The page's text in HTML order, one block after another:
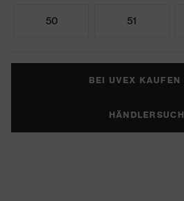
50 51
BEI UVEX KAUFEN